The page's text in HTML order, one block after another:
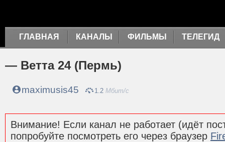
ГЛАВНАЯ КАНАЛЫ ФИЛЬМЫ ТЕЛЕГИД
— Ветта 24 (Пермь)
maximusis45 1.2 Мбит/с
Внимание! Если канал не работает (идёт
попробуйте посмотреть его через браузер